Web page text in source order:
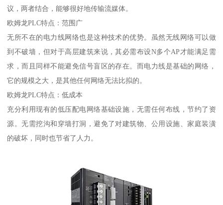
议，两者结合，能够很好地传输流媒体。
欧姆龙PLC特点：范围广
无所不在的电力线网络也是这种技术的优势。虽然无线网络可以做
到不破墙，但对于高层建筑来说，其必需布设N多个AP才能满足需
求，而且同样不能避免信号盲区的存在。而电力线是基础的网络，
它的规模之大，是其他任何网络无法比拟的。
欧姆龙PLC特点：低成本
充分利用现有的低压配电网络基础设施，无需任何布线，节约了资
源。无需挖沟和穿墙打洞，避免了对建筑物、公用设施、家庭装潢
的破坏，同时也节省了人力。